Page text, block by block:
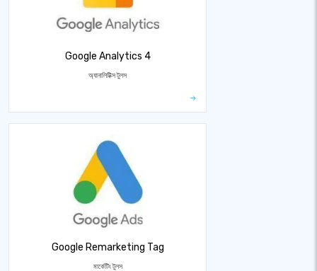
Google Analytics 4
অ্যানালিটিক্স টুলস
Google Remarketing Tag
মার্কেটিং টুলস